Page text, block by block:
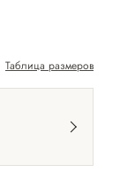
Таблица размеров